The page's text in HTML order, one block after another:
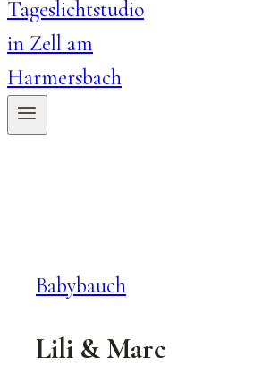
Babybauch
Lili & Marc